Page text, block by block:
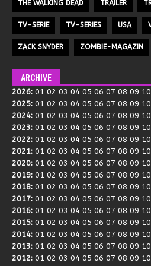
THE WALKING DEAD TRAILER
TV-SERIE TV-SERIES USA
ZACK SNYDER ZOMBIE-MAGAZIN
ARCHIVE
2026: 01 02 03 04 05 06 07 08 09 10
2025: 01 02 03 04 05 06 07 08 09 10
2024: 01 02 03 04 05 06 07 08 09 10
2023: 01 02 03 04 05 06 07 08 09 10
2022: 01 02 03 04 05 06 07 08 09 10
2021: 01 02 03 04 05 06 07 08 09 10
2020: 01 02 03 04 05 06 07 08 09 10
2019: 01 02 03 04 05 06 07 08 09 10
2018: 01 02 03 04 05 06 07 08 09 10
2017: 01 02 03 04 05 06 07 08 09 10
2016: 01 02 03 04 05 06 07 08 09 10
2015: 01 02 03 04 05 06 07 08 09 10
2014: 01 02 03 04 05 06 07 08 09 10
2013: 01 02 03 04 05 06 07 08 09 10
2012: 01 02 03 04 05 06 07 08 09 10